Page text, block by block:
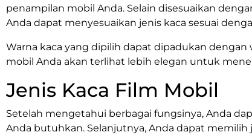
penampilan mobil Anda. Selain disesuaikan
Anda dapat menyesuaikan jenis kaca sesuai
Warna kaca yang dipilih dapat dipadukan
mobil Anda akan terlihat lebih elegan untuk
Jenis Kaca Film Mobil
Setelah mengetahui berbagai fungsinya, Anda
Anda butuhkan. Selanjutnya, Anda dapat